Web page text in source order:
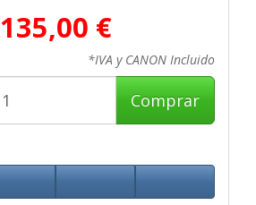
135,00 €
*IVA y CANON Incluido
Comprar